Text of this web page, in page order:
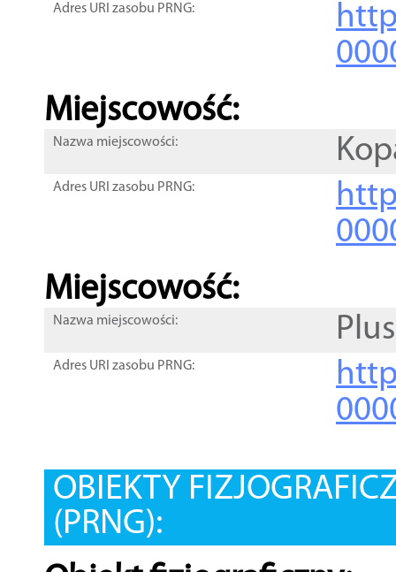
Adres URI zasobu PRNG:
Miejscowość:
Nazwa miejscowości:
Adres URI zasobu PRNG:
Miejscowość:
Nazwa miejscowości:
Adres URI zasobu PRNG:
OBIEKTY
(PRNG):